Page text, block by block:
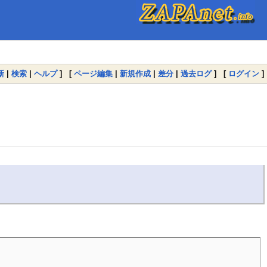
| 検索 | ヘルプ] [ ページ編集 | 新規作成 | 差分 | 過去ログ] [ ログイン ]